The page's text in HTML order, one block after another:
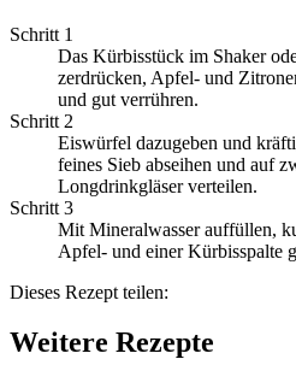
Schritt 1
Das Kürbisstück im Shaker
zerdrücken, Apfel- und
und gut verrühren.
Schritt 2
Eiswürfel dazugeben und
feines Sieb abseihen und auf
Longdrinkgläser verteilen.
Schritt 3
Mit Mineralwasser auffüllen,
Apfel- und einer Kürbisspalte
Dieses Rezept teilen:
Weitere Rezepte